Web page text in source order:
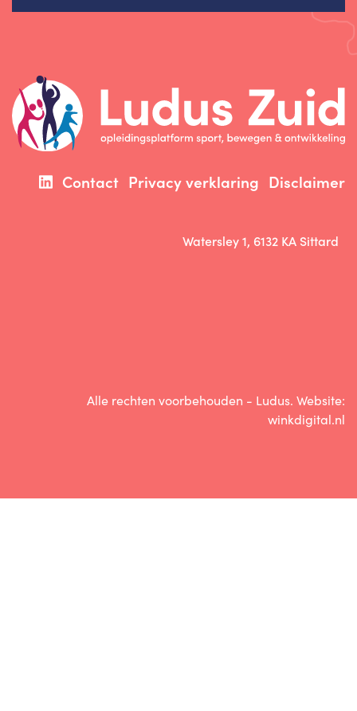
Contact Privacy verklaring Disclaimer
Watersley 1, 6132 KA Sittard
Alle rechten voorbehouden - Ludus. Website:
winkdigital.nl